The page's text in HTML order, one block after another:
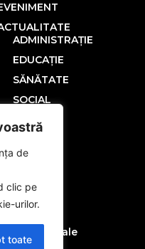
de
clic pe
urilor.
toate
ADMINISTRAȚIE
EDUCAȚIE
SĂNĂTATE
SOCIAL
POLITICĂ
Advertoriale